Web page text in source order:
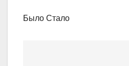
Было Стало